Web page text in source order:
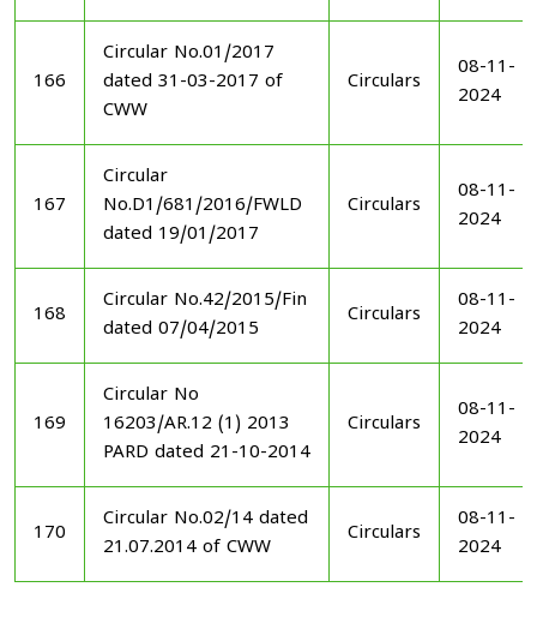
166
Circular No.01/2017
dated 31-03-2017 of
CWW
Circulars
08-11-
2024
167
Circular
No.D1/681/2016/FWLD
dated 19/01/2017
Circulars
08-11-
2024
168
Circular No.42/2015/Fin
dated 07/04/2015
Circulars
08-11-
2024
169
Circular No
16203/AR.12 (1) 2013
PARD dated 21-10-2014
Circulars
08-11-
2024
170
Circular No.02/14 dated
21.07.2014 of CWW
Circulars
08-11-
2024